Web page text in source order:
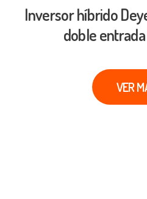
Inversor híbrido
doble
VER